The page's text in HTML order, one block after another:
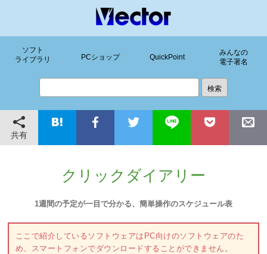
ソフト
ライブラリ
PCショップ QuickPoint
みんなの
電子署名
共有
クリックダイアリー
1週間の予定が一目で分かる、簡単操作のスケジュール表
ここで紹介しているソフトウェアはPC向けのソフトウェアのた
め、スマートフォンでダウンロードすることができません。